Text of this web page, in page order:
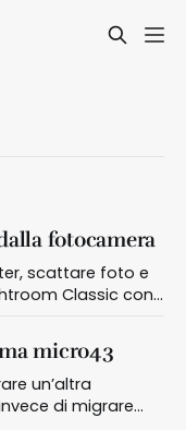
fotocamera
scattare foto e
Classic con
micro43
un’altra
di migrare